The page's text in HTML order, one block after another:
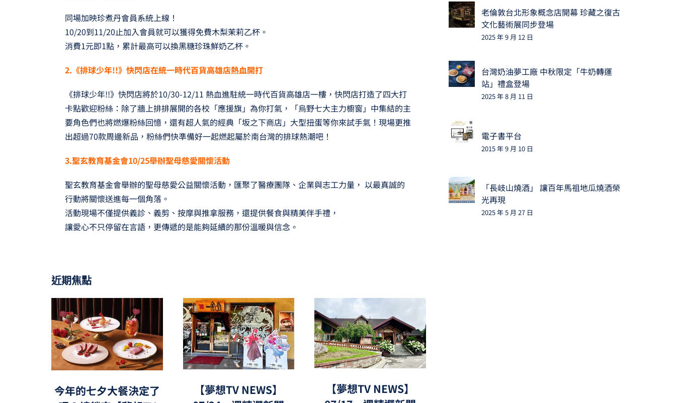
同場加映珍煮丹會員系統上線！
10/20到11/20止加入會員就可以獲得免費木梨茉莉乙杯。
消費1元即1點，累計最高可以換黑糖珍珠鮮奶乙杯。
2.《排球少年!!》快閃店在統一時代百貨高雄店熱血開打
《排球少年!!》快閃店將於10/30-12/11 熱血進駐統一時代百貨高雄店一樓，快閃店打造了四大打
卡點歡迎粉絲：除了牆上排排展開的各校「應援旗」為你打氣，「烏野七大主力櫥窗」中集結的主
要角色們也將燃爆粉絲回憶，還有超人氣的經典「坂之下商店」大型扭蛋等你來試手氣！現場更推
出超過70款周邊新品，粉絲們快準備好一起燃起屬於南台灣的排球熱潮吧！
3.聖玄教育基金會10/25舉辦聖母慈愛關懷活動
聖玄教育基金會舉辦的聖母慈愛公益關懷活動，匯聚了醫療團隊、企業與志工力量， 以最真誠的
行動將關懷送進每一個角落。
活動現場不僅提供義診、義剪、按摩與推拿服務，還提供餐食與精美伴手禮，
讓愛心不只停留在言語，更傳遞的是能夠延續的那份溫暖與信念。
近期焦點
今年的七夕大餐決定了
【夢想TV NEWS】
【夢想TV NEWS】
老倫敦台北形象概念店開幕 珍藏之復古
文化藝術展同步登場
2025 年 9 月 12 日
台灣奶油夢工廠 中秋限定「牛奶轉運
站」禮盒登場
2025 年 8 月 11 日
電子書平台
2015 年 9 月 10 日
「長岐山燒酒」 讓百年馬祖地瓜燒酒榮
光再現
2025 年 5 月 27 日